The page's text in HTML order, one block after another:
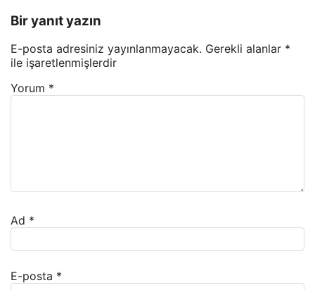
Bir yanıt yazın
E-posta adresiniz yayınlanmayacak. Gerekli alanlar *
ile işaretlenmişlerdir
Yorum *
Ad *
E-posta *